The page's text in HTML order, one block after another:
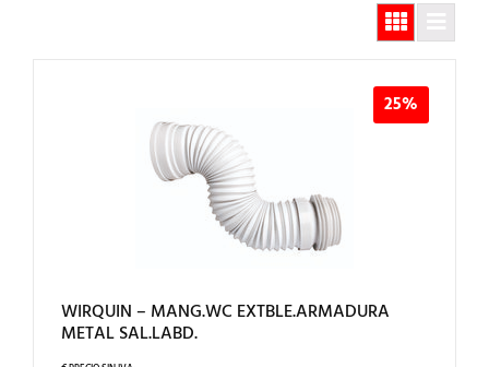
25%
WIRQUIN – MANG.WC EXTBLE.ARMADURA
METAL SAL.LABD.